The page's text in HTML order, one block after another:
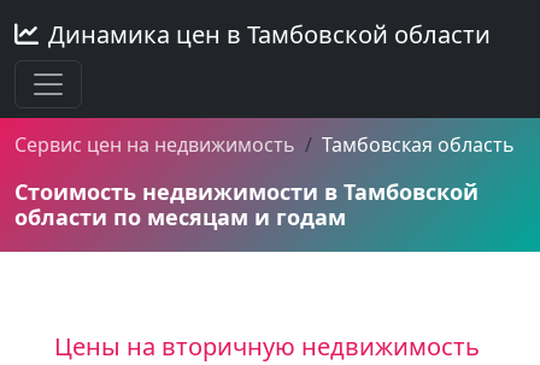
Динамика цен в Тамбовской области
Сервис цен на недвижимость Тамбовская область
Стоимость недвижимости в Тамбовской
области по месяцам и годам
Цены на вторичную недвижимость